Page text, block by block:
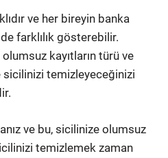
ve her bireyin banka
farklılık gösterebilir.
kayıtların türü ve
temizleyeceğinizi
ve bu, sicilinize olumsuz
temizlemek zaman